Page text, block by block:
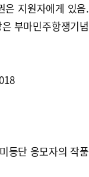
은 지원자에게 있음.
부마민주항쟁기념
등단 응모자의 작품